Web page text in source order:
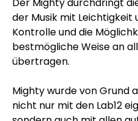
der Musik mit
Kontrolle und die
bestmögliche Weise an
übertragen.
Mighty wurde von Grund
nicht nur mit den Lab12